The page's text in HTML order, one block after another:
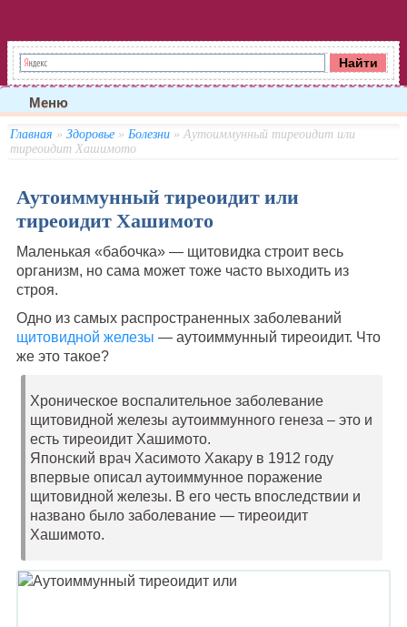
Меню
Главная » Здоровье» Болезни» Аутоиммунный тиреоидит или
тиреоидит Хашимото
Аутоиммунный тиреоидит или
тиреоидит Хашимото
Маленькая «бабочка» — щитовидка строит весь
организм, но сама может тоже часто выходить из
строя.
Одно из самых распространенных заболеваний
щитовидной железы — аутоиммунный тиреоидит. Что
же это такое?
Хроническое воспалительное заболевание
щитовидной железы аутоиммунного генеза – это и
есть тиреоидит Хашимото.
Японский врач Хасимото Хакару в 1912 году
впервые описал аутоиммунное поражение
щитовидной железы. В его честь впоследствии и
названо было заболевание — тиреоидит
Хашимото.